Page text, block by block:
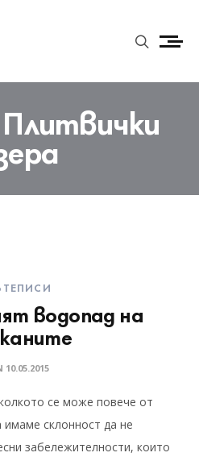
Плитвички
водопад на
10.05.2015
се може повече от
имаме склонност да не
забележителности, които